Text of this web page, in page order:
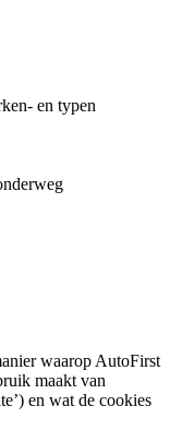
en typen
waarop AutoFirst
maakt van
en wat de cookies